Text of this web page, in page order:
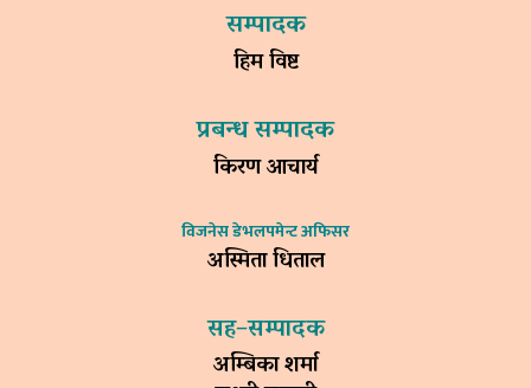
सम्पादक
हिम विष्ट
प्रबन्ध सम्पादक
किरण आचार्य
विजनेस डेभलपमेन्ट अफिसर
अस्मिता धिताल
सह–सम्पादक
अम्बिका शर्मा